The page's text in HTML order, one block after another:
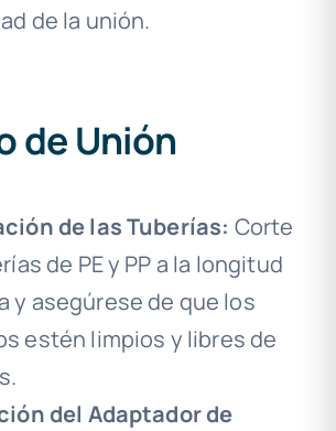
de la unión.
de Unión
de las Tuberías: Corte
de PE y PP a la longitud
y asegúrese de que los
estén limpios y libres de
del Adaptador de